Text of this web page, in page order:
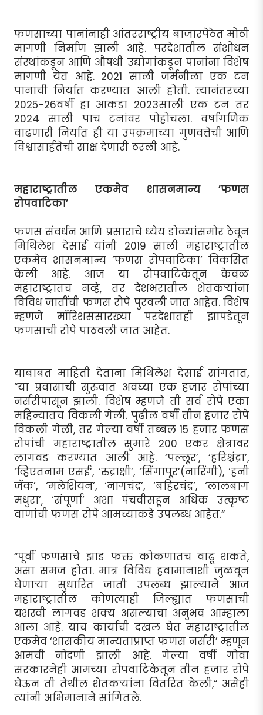
फणसाच्या पानांनाही आंतरराष्ट्रीय बाजारपेठेत मोठी
मागणी निर्माण झाली आहे. परदेशातील संशोधन
संस्थांकडून आणि औषधी उद्योगांकडून पानांना विशेष
मागणी येत आहे. 2021 साली जर्मनीला एक टन
पानांची निर्यात करण्यात आली होती. त्यानंतरच्या
2025-26वर्षी हा आकडा 2023साली एक टन तर
2024 साली पाच टनांवर पोहोचला. वर्षागणिक
वाढणारी निर्यात ही या उपक्रमाच्या गुणवत्तेची आणि
विश्वासार्हतेची साक्ष देणारी ठरली आहे.
महाराष्ट्रातील एकमेव शासनमान्य ’फणस
रोपवाटिका’
फणस संवर्धन आणि प्रसाराचे ध्येय डोळ्यांसमोर ठेवून
मिथिलेश देसाई यांनी 2019 साली महाराष्ट्रातील
एकमेव शासनमान्य ’फणस रोपवाटिका’ विकसित
केली आहे. आज या रोपवाटिकेतून केवळ
महाराष्ट्रातच नव्हे, तर देशभरातील शेतकर्‍यांना
विविध जातींची फणस रोपे पुरवली जात आहेत. विशेष
म्हणजे मॉरिशससारख्या परदेशातही झापडेतून
फणसाची रोपे पाठवली जात आहेत.
याबाबत माहिती देताना मिथिलेश देसाई सांगतात,
“या प्रवासाची सुरुवात अवघ्या एक हजार रोपांच्या
नर्सरीपासून झाली. विशेष म्हणजे ती सर्व रोपे एका
महिन्यातच विकली गेली. पुढील वर्षी तीन हजार रोपे
विकली गेली, तर गेल्या वर्षी तब्बल 15 हजार फणस
रोपांची महाराष्ट्रातील सुमारे 200 एकर क्षेत्रावर
लागवड करण्यात आली आहे. ‘पल्लूर’, ‘हरिश्चंद्रा’,
‘व्हिएतनाम एसई’, ‘रुद्राक्षी’, ‘सिंगापूर’(नारिंगी), ‘हनी
जॅक’, ‘मलेशियन’, ‘नागचंद्र’, ‘बहिरचंद्र’, ‘लालबाग
मधुरा’, ‘संपूर्णा’ अशा पंचवीसहून अधिक उत्कृष्ट
वाणांची फणस रोपे आमच्याकडे उपलब्ध आहेत.“
“पूर्वी फणसाचे झाड फक्त कोकणातच वाढू शकते,
असा समज होता. मात्र विविध हवामानाशी जुळवून
घेणार्‍या सुधारित जाती उपलब्ध झाल्याने आज
महाराष्ट्रातील कोणत्याही जिल्ह्यात फणसाची
यशस्वी लागवड शक्य असल्याचा अनुभव आम्हाला
आला आहे. याच कार्याची दखल घेत महाराष्ट्रातील
एकमेव ‘शासकीय मान्यताप्राप्त फणस नर्सरी’ म्हणून
आमची नोंदणी झाली आहे. गेल्या वर्षी गोवा
सरकारनेही आमच्या रोपवाटिकेतून तीन हजार रोपे
घेऊन ती तेथील शेतकर्‍यांना वितरित केली,“ असेही
त्यांनी अभिमानाने सांगितले.